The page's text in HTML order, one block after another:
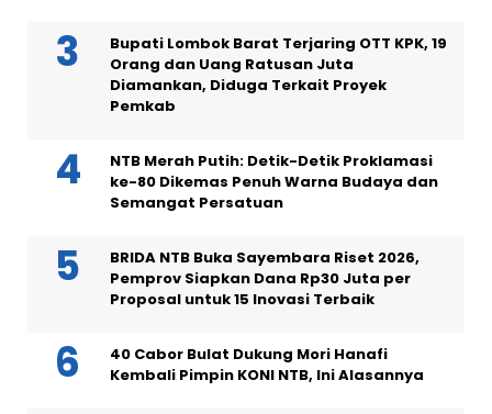
Bupati Lombok Barat Terjaring OTT KPK, 19
Orang dan Uang Ratusan Juta
Diamankan, Diduga Terkait Proyek
Pemkab
NTB Merah Putih: Detik-Detik Proklamasi
ke-80 Dikemas Penuh Warna Budaya dan
Semangat Persatuan
BRIDA NTB Buka Sayembara Riset 2026,
Pemprov Siapkan Dana Rp30 Juta per
Proposal untuk 15 Inovasi Terbaik
40 Cabor Bulat Dukung Mori Hanafi
Kembali Pimpin KONI NTB, Ini Alasannya